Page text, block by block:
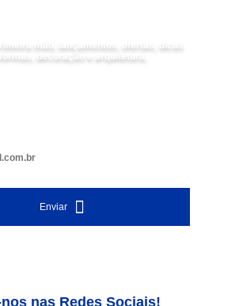
mão, lançamentos, ofertas, dicas
decoração e arquitetura.
Enviar
nas Redes Sociais!